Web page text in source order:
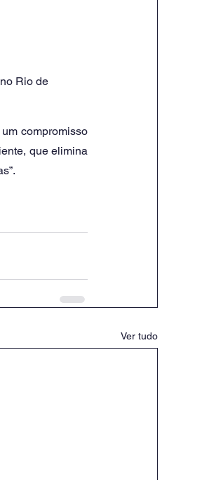
Rio de
compromisso
que elimina
Ver tudo